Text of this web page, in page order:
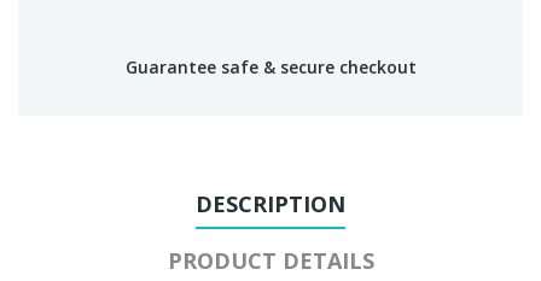
Guarantee safe & secure checkout
DESCRIPTION
PRODUCT DETAILS